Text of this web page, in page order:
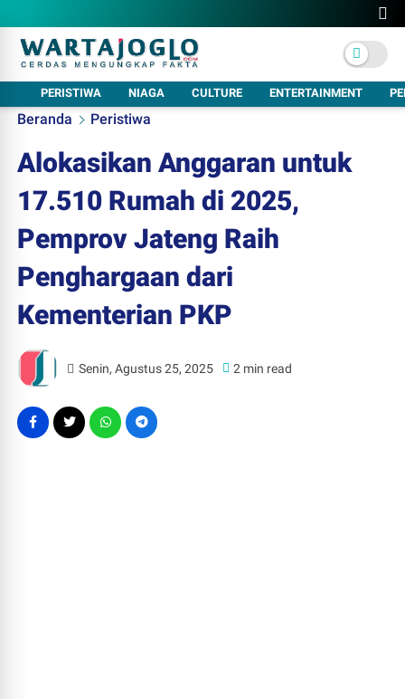
PERISTIWA NIAGA CULTURE ENTERTAINMENT
Beranda Peristiwa
Alokasikan Anggaran untuk
17.510 Rumah di 2025,
Pemprov Jateng Raih
Penghargaan dari
Kementerian PKP
Senin, Agustus 25, 2025 2 min read